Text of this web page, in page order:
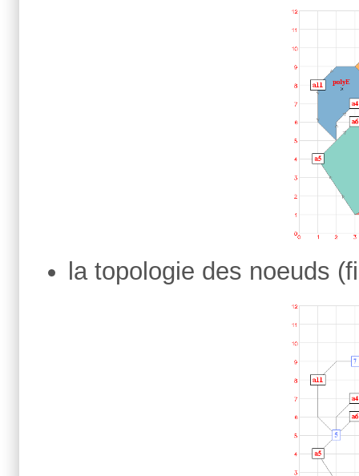
la topologie des noeuds